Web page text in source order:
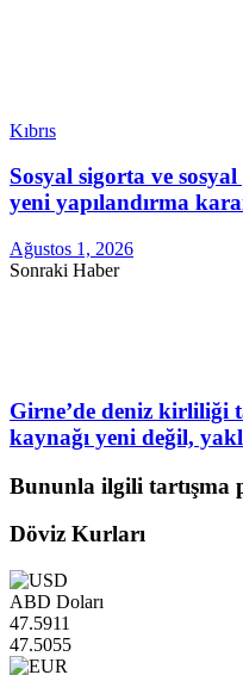
Kıbrıs
Sosyal sigorta ve
yeni yapılandırma
Ağustos 1, 2026
Sonraki Haber
Girne’de deniz kirliliği
kaynağı yeni değil,
Bununla ilgili tartışma
Döviz Kurları
ABD Doları
47.5911
47.5055